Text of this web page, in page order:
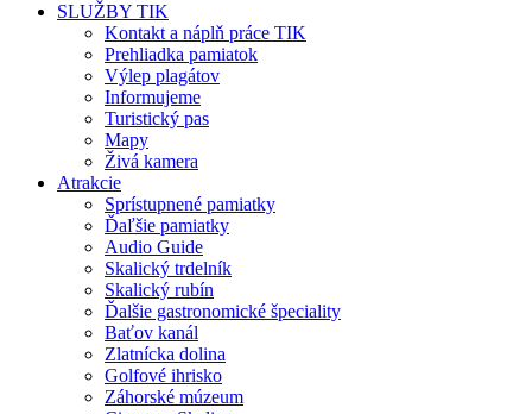
SLUŽBY TIK
Kontakt a náplň práce TIK
Prehliadka pamiatok
Výlep plagátov
Informujeme
Turistický pas
Mapy
Živá kamera
Atrakcie
Sprístupnené pamiatky
Ďaľšie pamiatky
Audio Guide
Skalický trdelník
Skalický rubín
Ďalšie gastronomické špeciality
Baťov kanál
Zlatnícka dolina
Golfové ihrisko
Záhorské múzeum